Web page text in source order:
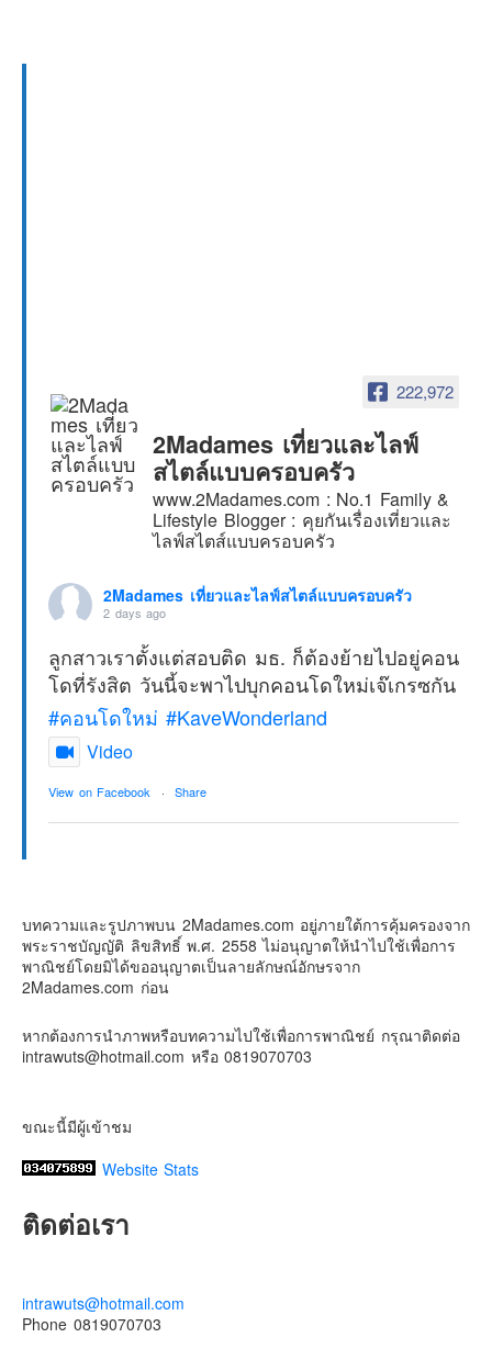
222,972
2Madames เที่ยวและไลฟ์
สไตล์แบบครอบครัว
www.2Madames.com : No.1 Family &
Lifestyle Blogger : คุยกันเรื่องเที่ยวและ
ไลฟ์สไตส์แบบครอบครัว
2Madames เที่ยวและไลฟ์สไตล์แบบครอบครัว
2 days ago
ลูกสาวเราตั้งแต่สอบติด มธ. ก็ต้องย้ายไปอยู่คอน
โดที่รังสิต วันนี้จะพาไปบุกคอนโดใหม่เจ๊เกรซกัน
#คอนโดใหม่ #KaveWonderland
Video
View on Facebook · Share
ดิสนี่ย์แลนด์ไม่ปิดไม่กลับ
ปล. ขอบคุณเสื้อทีมน่ารักๆจากBabyLovett
เสื้อผ้าเด็ก
#hongkongdisneyland #discoverhongkong
#hongkongsummerfu
Photo
View on Facebook Share
บทความและรูปภาพบน 2Madames.com อยู่ภายใต้การคุ้มครองจาก
พระราชบัญญัติ ลิขสิทธิ์ พ.ศ. 2558 ไม่อนุญาตให้นำไปใช้เพื่อการ
พาณิชย์โดยมิได้ขออนุญาตเป็นลายลักษณ์อักษรจาก
2Madames.com ก่อน
หากต้องการนำภาพหรือบทความไปใช้เพื่อการพาณิชย์ กรุณาติดต่อ
intrawuts@hotmail.com หรือ 0819070703
ขณะนี้มีผู้เข้าชม
Website Stats
ติดต่อเรา
intrawuts@hotmail.com
Phone 0819070703